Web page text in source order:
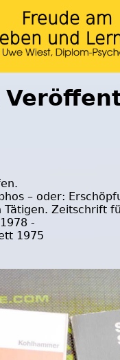
– oder:
Zeitschrift
-
1975